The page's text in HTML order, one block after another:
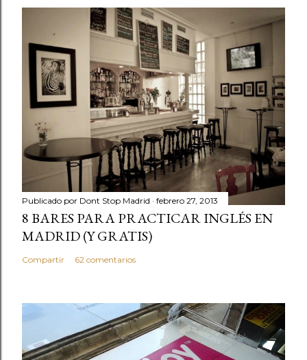
Publicado por Dont Stop Madrid febrero 27, 2013
8 BARES PARA PRACTICAR INGLÉS EN
MADRID (Y GRATIS)
Compartir 62 comentarios